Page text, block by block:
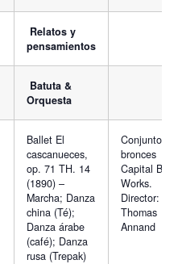
Relatos y
pensamientos
Batuta &
Orquesta
Ballet El
cascanueces,
op. 71 TH. 14
(1890) –
Marcha; Danza
china (Té);
Danza árabe
(café); Danza
rusa (Trepak)
Conjunto de
bronces
Capital
Works.
Director:
Thomas
Annand